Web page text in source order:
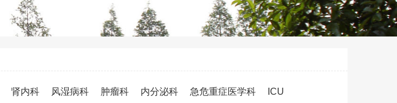
肾内科 风湿病科 肿瘤科 内分泌科 急危重症医学科 ICU